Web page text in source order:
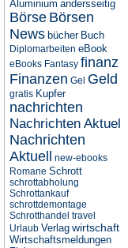
Aluminium andersseitig
Börse Börsen
News bücher Buch
Diplomarbeiten eBook
eBooks Fantasy finanz
Finanzen Gel Geld
gratis Kupfer
nachrichten
Nachrichten Aktuel
Nachrichten
Aktuell
new-ebooks
Romane Schrott
schrottabholung
Schrottankauf
schrottdemontage
Schrotthandel travel
Urlaub Verlag wirtschaft
Wirtschaftsmeldungen